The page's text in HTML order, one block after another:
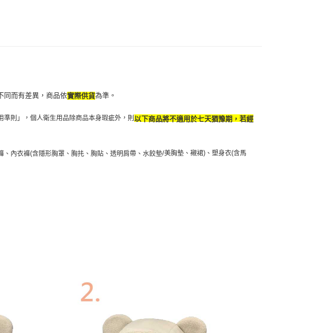
同而有差異，商品依實際供貨為準。
則」，個人衛生用品除商品本身瑕疵外，則 以下商品將不適用於七天猶豫期，若經
內衣褲(含隱形胸罩、胸扥、胸貼、透明肩帶、水餃墊/美胸墊、襯裙)、塑身衣(含馬